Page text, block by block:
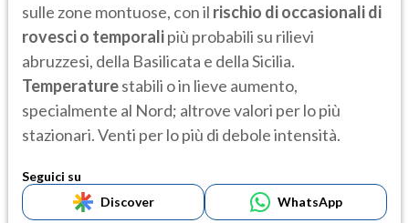
sulle zone montuose, con il rischio di occasionali di
rovesci o temporalipiù probabili su rilievi
abruzzesi, della Basilicata e della Sicilia.
Temperaturestabili o in lieve aumento,
specialmente al Nord; altrove valori per lo più
stazionari. Venti per lo più di debole intensità.
Seguici su
Discover
WhatsApp